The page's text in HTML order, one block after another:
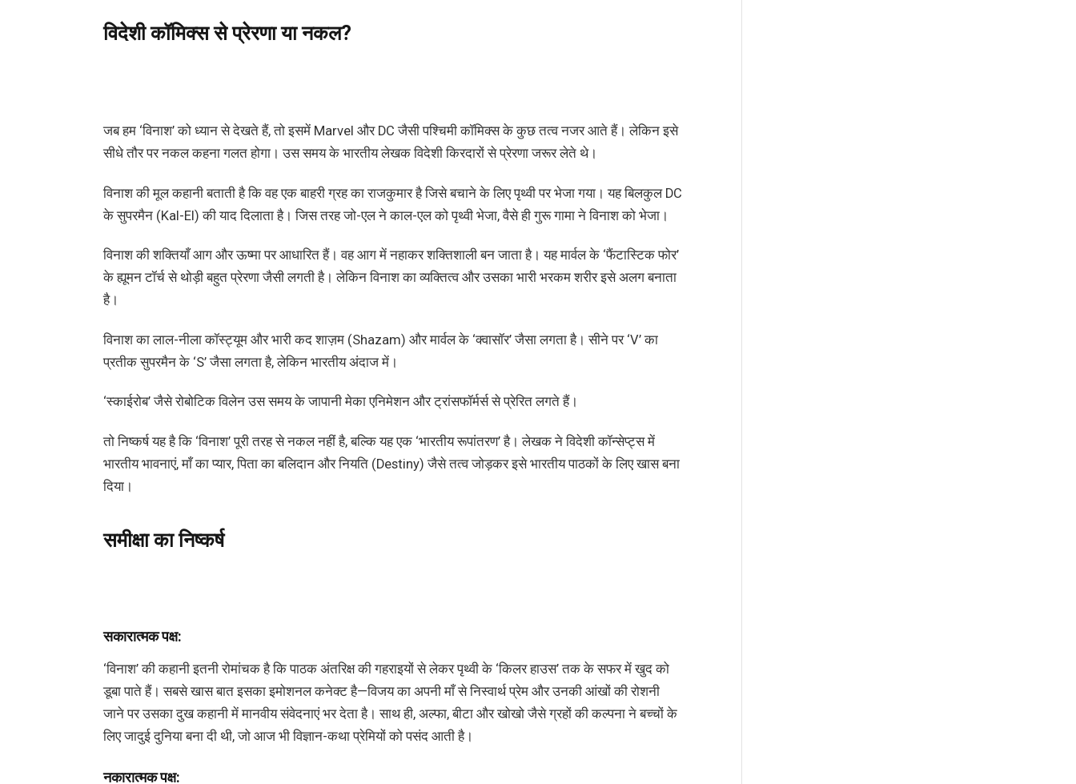
विदेशी कॉमिक्स से प्रेरणा या नकल?
जब हम ‘विनाश’ को ध्यान से देखते हैं, तो इसमें Marvel और DC जैसी पश्चिमी कॉमिक्स के कुछ तत्व नजर आते हैं। लेकिन इसे
सीधे तौर पर नकल कहना गलत होगा। उस समय के भारतीय लेखक विदेशी किरदारों से प्रेरणा जरूर लेते थे।
विनाश की मूल कहानी बताती है कि वह एक बाहरी ग्रह का राजकुमार है जिसे बचाने के लिए पृथ्वी पर भेजा गया। यह बिलकुल DC
के सुपरमैन (Kal-El) की याद दिलाता है। जिस तरह जो-एल ने काल-एल को पृथ्वी भेजा, वैसे ही गुरू गामा ने विनाश को भेजा।
विनाश की शक्तियाँ आग और ऊष्मा पर आधारित हैं। वह आग में नहाकर शक्तिशाली बन जाता है। यह मार्वल के ‘फैंटास्टिक फोर’
के ह्यूमन टॉर्च से थोड़ी बहुत प्रेरणा जैसी लगती है। लेकिन विनाश का व्यक्तित्व और उसका भारी भरकम शरीर इसे अलग बनाता
है।
विनाश का लाल-नीला कॉस्ट्यूम और भारी कद शाज़म (Shazam) और मार्वल के ‘क्वासॉर’ जैसा लगता है। सीने पर ‘V’ का
प्रतीक सुपरमैन के ‘S’ जैसा लगता है, लेकिन भारतीय अंदाज में।
‘स्काईरोब’ जैसे रोबोटिक विलेन उस समय के जापानी मेका एनिमेशन और ट्रांसफॉर्मर्स से प्रेरित लगते हैं।
तो निष्कर्ष यह है कि ‘विनाश’ पूरी तरह से नकल नहीं है, बल्कि यह एक ‘भारतीय रूपांतरण’ है। लेखक ने विदेशी कॉन्सेप्ट्स में
भारतीय भावनाएं, माँ का प्यार, पिता का बलिदान और नियति (Destiny) जैसे तत्व जोड़कर इसे भारतीय पाठकों के लिए खास बना
दिया।
समीक्षा का निष्कर्ष
सकारात्मक पक्ष:
‘विनाश’ की कहानी इतनी रोमांचक है कि पाठक अंतरिक्ष की गहराइयों से लेकर पृथ्वी के ‘किलर हाउस’ तक के सफर में खुद को
डूबा पाते हैं। सबसे खास बात इसका इमोशनल कनेक्ट है—विजय का अपनी माँ से निस्वार्थ प्रेम और उनकी आंखों की रोशनी
जाने पर उसका दुख कहानी में मानवीय संवेदनाएं भर देता है। साथ ही, अल्फा, बीटा और खोखो जैसे ग्रहों की कल्पना ने बच्चों के
लिए जादुई दुनिया बना दी थी, जो आज भी विज्ञान-कथा प्रेमियों को पसंद आती है।
नकारात्मक पक्ष: